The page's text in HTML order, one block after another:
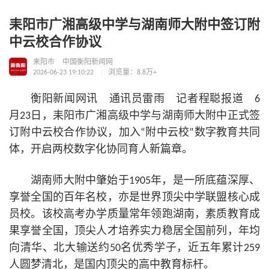
耒阳市广湘高级中学与湖南师大附中签订附
中云校合作协议
耒阳市
中国衡阳新闻网
2026-06-23 19:10:22
浏览量：8.8万+
衡阳新闻网讯 通讯员雷雨 记者程聪报道 6
月23日，耒阳市广湘高级中学与湖南师大附中正式签
订附中云校合作协议，加入“附中云校”数字教育共同
体，开启两校数字化协同育人新篇章。
湖南师大附中肇始于1905年，是一所底蕴深厚、
享誉全国的百年名校，亦是世界顶尖中学联盟核心成
员校。该校高考办学质量常年领跑湖南，素质教育成
果享誉全国，顶尖人才培养实力稳居全国前列，年均
向清华、北大输送约50名优秀学子，近五年累计259
人圆梦清北，是国内顶尖的高中教育标杆。